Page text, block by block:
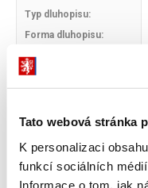
Tato webová stránka
K personalizaci
funkcí sociálních
Informace o tom, jak
Typ dluhopisu:
Forma dluhopisu:
Datum splatnosti:
Nominální hodnota:
aukce:
Datum aukce:
Datum emise: